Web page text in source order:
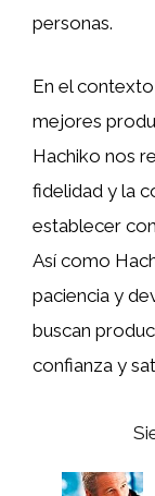
personas.
En el
mejores
Hachiko nos
fidelidad y la
establecer
Así como
paciencia y
buscan
confianza y